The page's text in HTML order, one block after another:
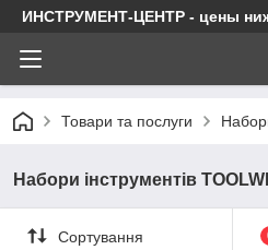
ИНСТРУМЕНТ-ЦЕНТР - цены
Товари та послуги
Набори інструментів
Сортування